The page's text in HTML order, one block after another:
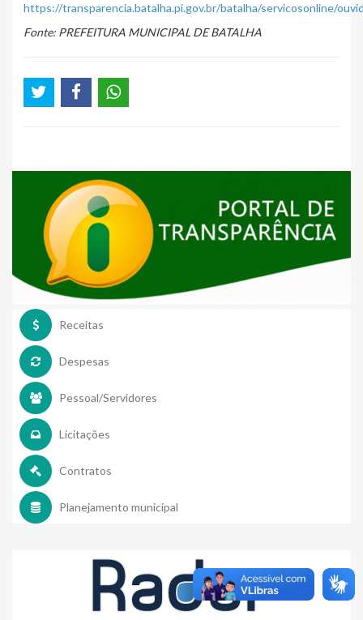
https://transparencia.batalha.pi.gov.br/batalha/servicosonline/
Fonte: PREFEITURA MUNICIPAL DE BATALHA
Receitas
Despesas
Pessoal/Servidores
Licitações
Contratos
Planejamento municipal